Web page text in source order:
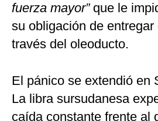
fuerza mayor”que le
su obligación de
través del oleoducto.
El pánico se extendió en
La libra sursudanesa
caída constante frente al